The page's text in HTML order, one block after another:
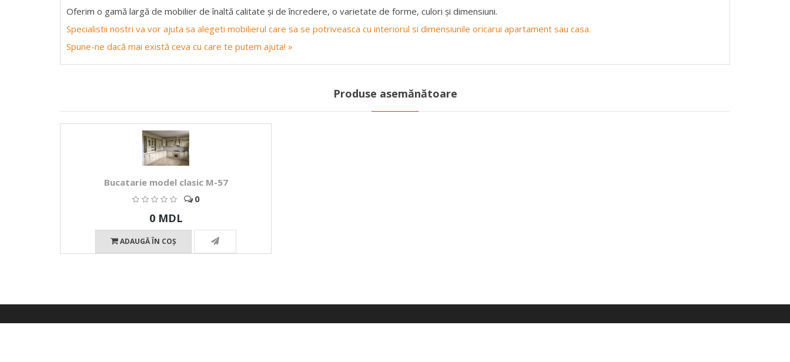
Oferim o gamă largă de mobilier de înaltă calitate și de încredere, o varietate de forme, culori și dimensiuni.
Specialistii nostri va vor ajuta sa alegeti mobilierul care sa se potriveasca cu interiorul si dimensiunile oricarui apartament sau casa.
Spune-ne dacă mai există ceva cu care te putem ajuta! »
Produse asemănătoare
Bucatarie model clasic M-57
0
0 MDL
ADAUGĂ ÎN COŞ